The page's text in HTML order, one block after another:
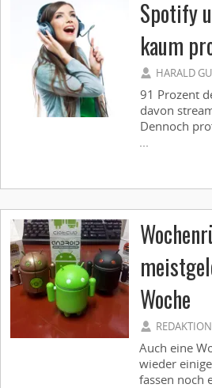
Spotify
kaum
HARALD
91 Prozent
davon
Dennoch
...
Woche
REDAKTION
Auch eine
wieder
fassen noch